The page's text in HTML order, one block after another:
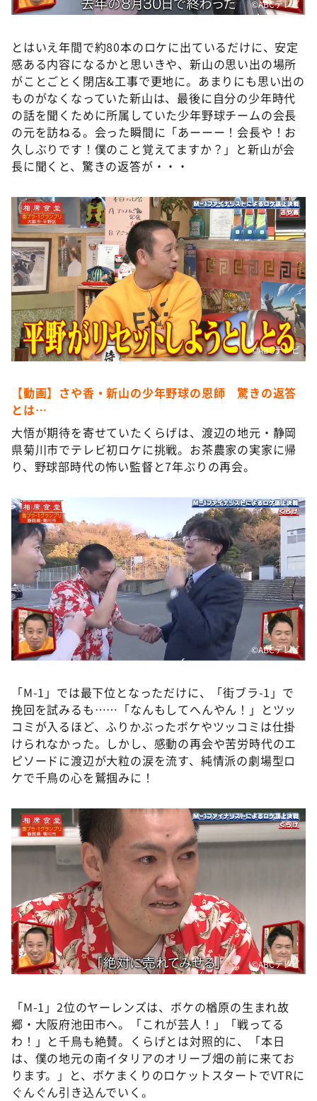
©️ABCテレビ
とはいえ年間で約80本のロケに出ているだけに、安定
感ある内容になるかと思いきや、新山の思い出の場所
がことごとく閉店&工事で更地に。あまりにも思い出の
ものがなくなっていた新山は、最後に自分の少年時代
の話を聞くために所属していた少年野球チームの会長
の元を訪ねる。会った瞬間に「あーーー！会長や！お
久しぶりです！僕のこと覚えてますか？」と新山が会
長に聞くと、驚きの返答が・・・
©️ABCテレビ
【動画】さや香・新山の少年野球の恩師 驚きの返答
とは…
大悟が期待を寄せていたくらげは、渡辺の地元・静岡
県菊川市でテレビ初ロケに挑戦。お茶農家の実家に帰
り、野球部時代の怖い監督と7年ぶりの再会。
©️ABCテレビ
「M-1」では最下位となっただけに、「街ブラ-1」で
挽回を試みるも……「なんもしてへんやん！」とツッ
コミが入るほど、ふりかぶったボケやツッコミは仕掛
けられなかった。しかし、感動の再会や苦労時代のエ
ピソードに渡辺が大粒の涙を流す、純情派の劇場型ロ
ケで千鳥の心を鷲掴みに！
©️ABCテレビ
「M-1」2位のヤーレンズは、ボケの楢原の生まれ故
郷・大阪府池田市へ。「これが芸人！」「戦ってる
わ！」と千鳥も絶賛。くらげとは対照的に、「本日
は、僕の地元の南イタリアのオリーブ畑の前に来てお
ります。」と、ボケまくりのロケットスタートでVTRに
ぐんぐん引き込んでいく。